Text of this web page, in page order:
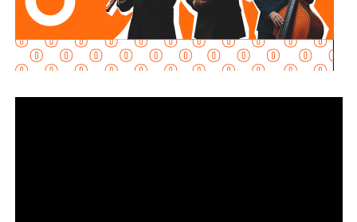
firmar. Al periodismo siempre se le tiene que poner
nombre y apellido”, respondió.
La senadora añadió que está a favor de la libertad de